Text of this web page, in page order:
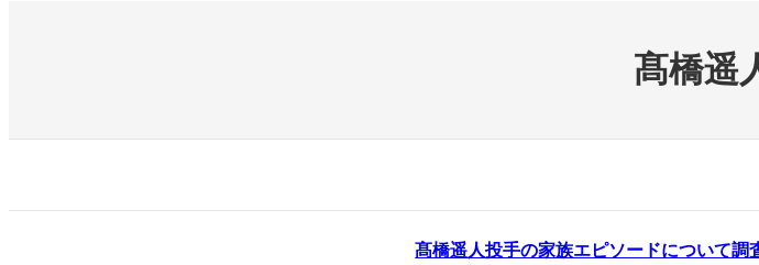
髙橋
髙橋遥人投手の家族エピソードについて